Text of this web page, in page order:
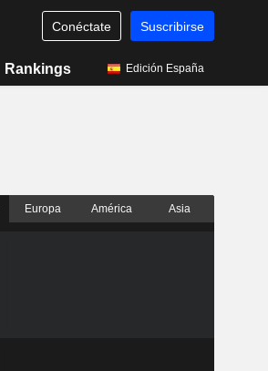
Conéctate Suscribirse
Rankings Edición España
Europa América Asia